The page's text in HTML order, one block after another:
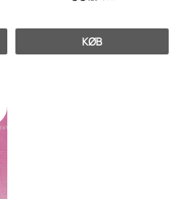
KØB
som favorit